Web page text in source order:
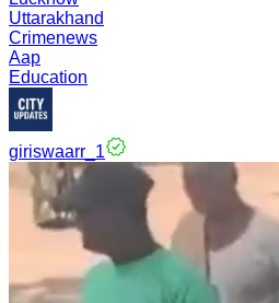
Uttarakhand
Crimenews
Aap
Education
giriswaarr_1